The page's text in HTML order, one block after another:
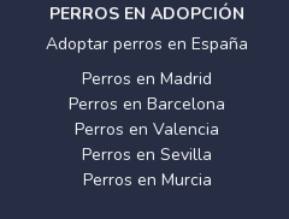
PERROS EN ADOPCIÓN
Adoptar perros en España
Perros en Madrid
Perros en Barcelona
Perros en Valencia
Perros en Sevilla
Perros en Murcia